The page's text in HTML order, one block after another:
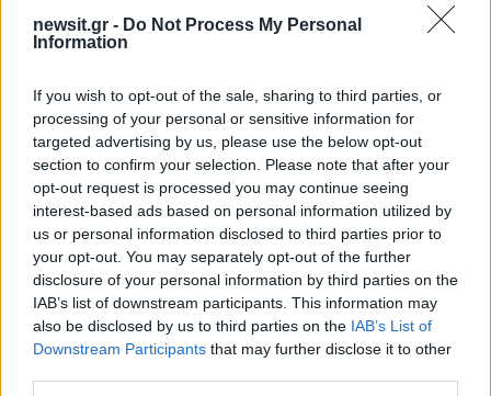
newsit.gr - Do Not Process My Personal
Information
If you wish to opt-out of the sale, sharing to third parties, or
processing of your personal or sensitive information for
targeted advertising by us, please use the below opt-out
section to confirm your selection. Please note that after your
opt-out request is processed you may continue seeing
interest-based ads based on personal information utilized by
us or personal information disclosed to third parties prior to
your opt-out. You may separately opt-out of the further
disclosure of your personal information by third parties on the
IAB’s list of downstream participants. This information may
also be disclosed by us to third parties on the IAB’s List of
Downstream Participants that may further disclose it to other
Υποβολή σχολίου
Όροι Χρήσης. Το site προστατεύεται από reCAPTCHA, ισχύουν
Πολιτική Απορρήτου&Όροι Χρήσης της Google.
Επιχειρήσεις
ΔΗΜΟΠΡΑΣΙΑ
ΡΥΘΜΙΣΤΙΚΗ ΑΡΧΗ ΕΝΕΡΓΕΙΑΣ
Share:
Ακολουθήστε το Νewsit.gr στο Google News
ενημερωθείτε πρώτοι για όλη την ειδησεογραφία και τα